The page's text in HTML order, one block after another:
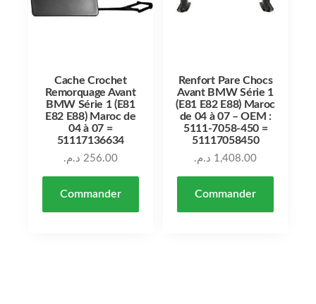
Cache Crochet
Remorquage Avant
BMW Série 1 (E81
E82 E88) Maroc de
04 à 07 =
51117136634
256.00 د.م.
Commander
Renfort Pare Chocs
Avant BMW Série 1
(E81 E82 E88) Maroc
de 04 à 07 – OEM :
5111-7058-450 =
51117058450
1,408.00 د.م.
Commander